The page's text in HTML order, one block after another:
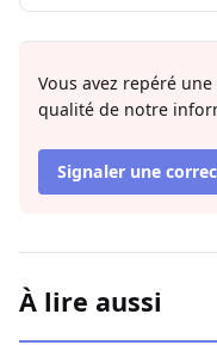
Vous avez repéré
qualité de notre
Signaler une
À lire aussi